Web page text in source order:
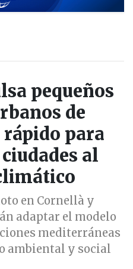
pequeños
de
para
al
en Cornellà y
adaptar el modelo
mediterráneas
ambiental y social